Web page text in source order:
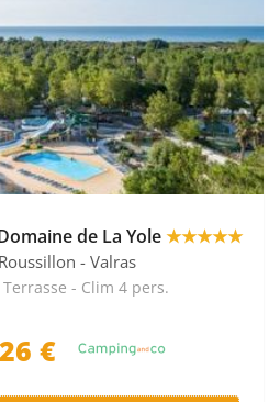
de La Yole★★★★★
- Valras
- Clim 4 pers.
€